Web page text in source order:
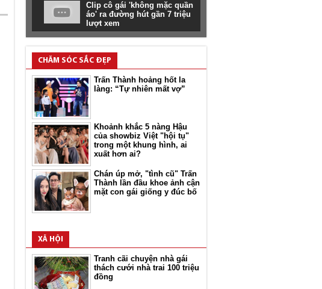
Clip cô gái 'không mặc quần
áo' ra đường hút gần 7 triệu
lượt xem
CHĂM SÓC SẮC ĐẸP
Trấn Thành hoảng hốt la
làng: “Tự nhiên mất vợ”
Khoảnh khắc 5 nàng Hậu
của showbiz Việt "hội tụ"
trong một khung hình, ai
xuất hơn ai?
Chán úp mở, "tình cũ" Trấn
Thành lần đầu khoe ảnh cận
mặt con gái giống y đúc bố
XÃ HỘI
Tranh cãi chuyện nhà gái
thách cưới nhà trai 100 triệu
đồng